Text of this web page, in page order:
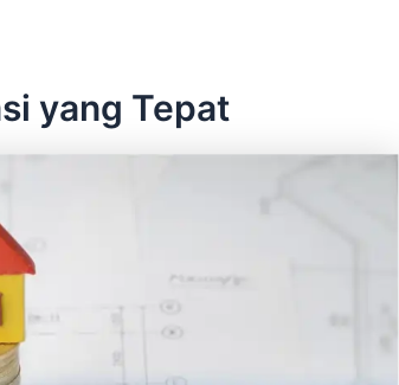
yang Tepat